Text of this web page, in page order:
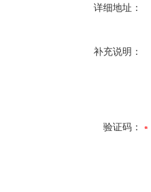
详细地址：
补充说明：
验证码：